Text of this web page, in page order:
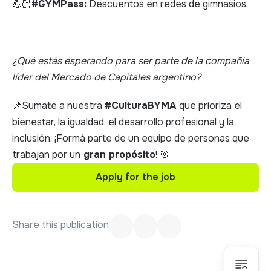
💪🏻#GYMPass: Descuentos en redes de gimnasios.
¿Qué estás esperando para ser parte de la compañía
líder del Mercado de Capitales argentino?
📌Sumate a nuestra #CulturaBYMAque prioriza el
bienestar, la igualdad, el desarrollo profesional y la
inclusión. ¡Formá parte de un equipo de personas que
trabajan por un gran propósito! 🎯
Apply for the job
Share this publication